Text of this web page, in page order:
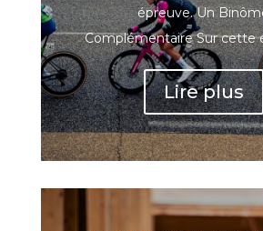
épreuve. Un
Complémentaire Sur cette
Lire plus